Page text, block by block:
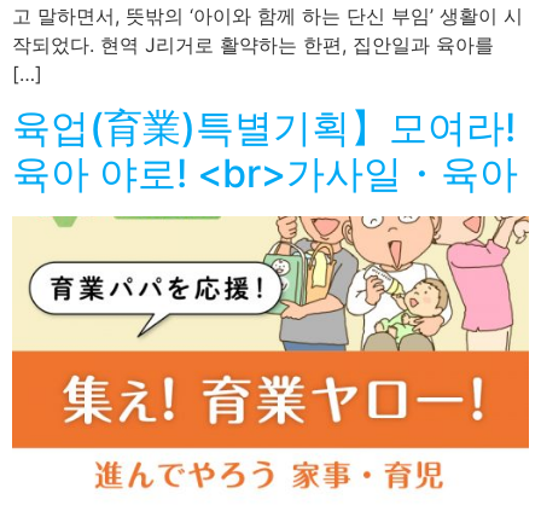
고 말하면서, 뜻밖의 ‘아이와 함께 하는 단신 부임’ 생활이 시
작되었다. 현역 J리거로 활약하는 한편, 집안일과 육아를
[…]
육업(育業)특별기획】모여라!
육아 야로! <br>가사일・육아